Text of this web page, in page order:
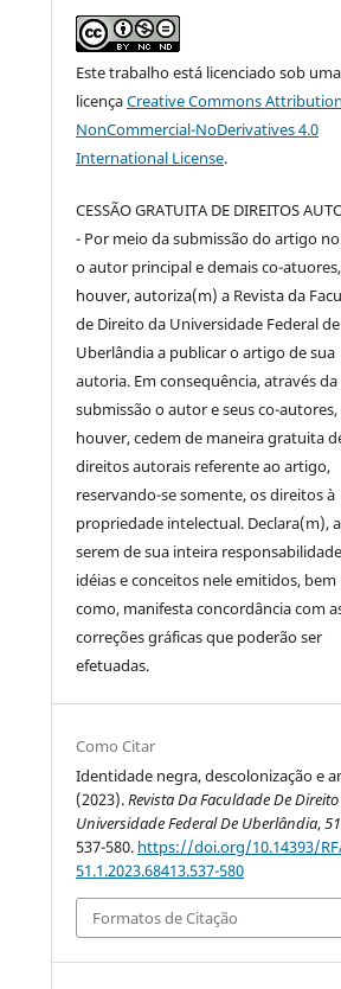
Este trabalho está licenciado sob uma
licençaCreative Commons
NonCommercial-NoDerivatives 4.0
International License.
CESSÃO GRATUITA DE DIREITOS
- Por meio da submissão do artigo
o autor principal e demais co-
houver, autoriza(m) a Revista da
de Direito da Universidade Federal de
Uberlândia a publicar o artigo de sua
autoria. Em consequência, através da
submissão o autor e seus co-autores,
houver, cedem de maneira gratuita
direitos autorais referente ao artigo,
reservando-se somente, os direitos à
propriedade intelectual. Declara(m),
serem de sua inteira
idéias e conceitos nele emitidos, bem
como, manifesta concordância com
correções gráficas que poderão ser
efetuadas.
Como Citar
Identidade negra, descolonização e
(2023).Revista Da Faculdade De
Universidade Federal De Uberlândia,51
537-580. https://doi.org/10.14393/
51.1.2023.68413.537-580
Formatos de Citação